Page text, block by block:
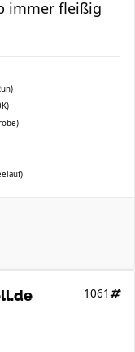
immer fleißig
1061